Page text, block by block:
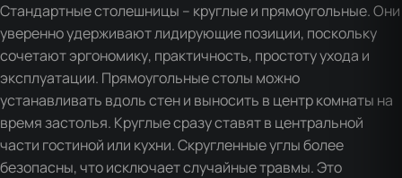
Стандартные столешницы – круглые и прямоугольные. Они
уверенно удерживают лидирующие позиции, поскольку
сочетают эргономику, практичность, простоту ухода и
эксплуатации. Прямоугольные столы можно
устанавливать вдоль стен и выносить в центр комнаты на
время застолья. Круглые сразу ставят в центральной
части гостиной или кухни. Скругленные углы более
безопасны, что исключает случайные травмы. Это